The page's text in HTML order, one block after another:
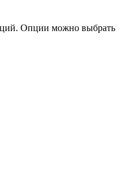
Опции можно выбрать